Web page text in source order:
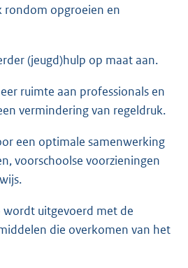
rondom opgroeien en
(jeugd)hulp op maat aan.
ruimte aan professionals en
vermindering van regeldruk.
een optimale samenwerking
voorschoolse voorzieningen
wordt uitgevoerd met de
die overkomen van het